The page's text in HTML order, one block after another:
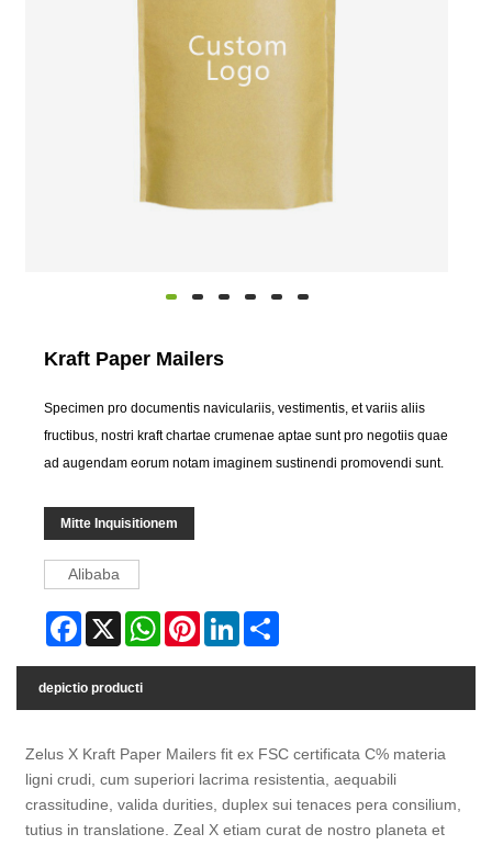
Kraft Paper Mailers
Specimen pro documentis naviculariis, vestimentis, et variis aliis
fructibus, nostri kraft chartae crumenae aptae sunt pro negotiis quae
ad augendam eorum notam imaginem sustinendi promovendi sunt.
Mitte Inquisitionem
Alibaba
Facebook
X WhatsAppPinterestLinkedIn
depictio producti
Zelus X Kraft Paper Mailers fit ex FSC certificata C% materia
ligni crudi, cum superiori lacrima resistentia, aequabili
crassitudine, valida durities, duplex sui tenaces pera consilium,
tutius in translatione. Zeal X etiam curat de nostro planeta et